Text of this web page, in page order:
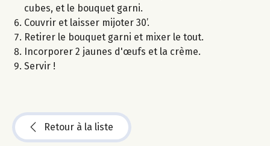
cubes, et le bouquet garni.
Couvrir et laisser mijoter 30’.
Retirer le bouquet garni et mixer le tout.
Incorporer 2 jaunes d'œufs et la crème.
Servir !
Retour à la liste